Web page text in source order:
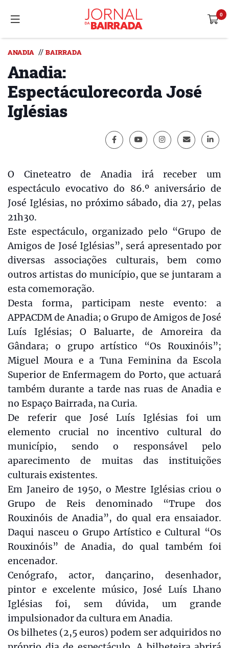
ANADIA // BAIRRADA
Anadia:
Espectáculorecorda José
Iglésias
O Cineteatro de Anadia irá receber um
espectáculo evocativo do 86.º aniversário de
José Iglésias, no próximo sábado, dia 27, pelas
21h30.
Este espectáculo, organizado pelo “Grupo de
Amigos de José Iglésias”, será apresentado por
diversas associações culturais, bem como
outros artistas do município, que se juntaram a
esta comemoração.
Desta forma, participam neste evento: a
APPACDM de Anadia; o Grupo de Amigos de José
Luís Iglésias; O Baluarte, de Amoreira da
Gândara; o grupo artístico “Os Rouxinóis”;
Miguel Moura e a Tuna Feminina da Escola
Superior de Enfermagem do Porto, que actuará
também durante a tarde nas ruas de Anadia e
no Espaço Bairrada, na Curia.
De referir que José Luís Iglésias foi um
elemento crucial no incentivo cultural do
município, sendo o responsável pelo
aparecimento de muitas das instituições
culturais existentes.
Em Janeiro de 1950, o Mestre Iglésias criou o
Grupo de Reis denominado “Trupe dos
Rouxinóis de Anadia”, do qual era ensaiador.
Daqui nasceu o Grupo Artístico e Cultural “Os
Rouxinóis” de Anadia, do qual também foi
encenador.
Cenógrafo, actor, dançarino, desenhador,
pintor e excelente músico, José Luís Lhano
Iglésias foi, sem dúvida, um grande
impulsionador da cultura em Anadia.
Os bilhetes (2,5 euros) podem ser adquiridos no